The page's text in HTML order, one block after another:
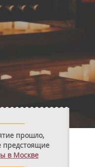
прошло,
предстоящие
в Москве